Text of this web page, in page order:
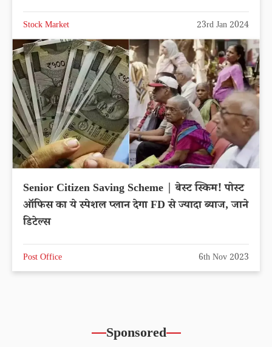
Stock Market 23rd Jan 2024
Senior Citizen Saving Scheme | बेस्ट स्किम! पोस्ट
ऑफिस का ये स्पेशल प्लान देगा FD से ज्यादा ब्याज, जाने
डिटेल्स
Post Office 6th Nov 2023
Sponsored